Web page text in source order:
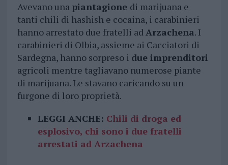
Avevano una piantagione di marijuana e
tanti chili di hashish e cocaina, i carabinieri
hanno arrestato due fratelli adArzachena. I
carabinieri di Olbia, assieme ai Cacciatori di
Sardegna, hanno sorpreso i due imprenditori
agricoli mentre tagliavano numerose piante
di marijuana. Le stavano caricando su un
furgone di loro proprietà.
LEGGI ANCHE: Chili di droga ed
esplosivo, chi sono i due fratelli
arrestati ad Arzachena